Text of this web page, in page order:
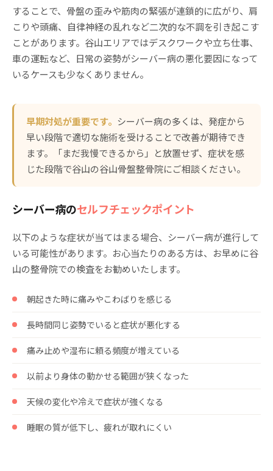
することで、骨盤の歪みや筋肉の緊張が連鎖的に広がり、肩
こりや頭痛、自律神経の乱れなど二次的な不調を引き起こす
ことがあります。谷山エリアではデスクワークや立ち仕事、
車の運転など、日常の姿勢がシーバー病の悪化要因になって
いるケースも少なくありません。
早期対処が重要です。 シーバー病の多くは、発症から
早い段階で適切な施術を受けることで改善が期待でき
ます。「まだ我慢できるから」と放置せず、症状を感
じた段階で谷山の谷山骨盤整骨院にご相談ください。
シーバー病のセルフチェックポイント
以下のような症状が当てはまる場合、シーバー病が進行して
いる可能性があります。お心当たりのある方は、お早めに谷
山の整骨院での検査をお勧めいたします。
朝起きた時に痛みやこわばりを感じる
長時間同じ姿勢でいると症状が悪化する
痛み止めや湿布に頼る頻度が増えている
以前より身体の動かせる範囲が狭くなった
天候の変化や冷えで症状が強くなる
睡眠の質が低下し、疲れが取れにくい